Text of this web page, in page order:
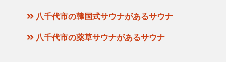
八千代市の韓国式サウナがあるサウナ
八千代市の薬草サウナがあるサウナ